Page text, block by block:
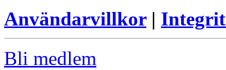
Användarvillkor|
Bli medlem